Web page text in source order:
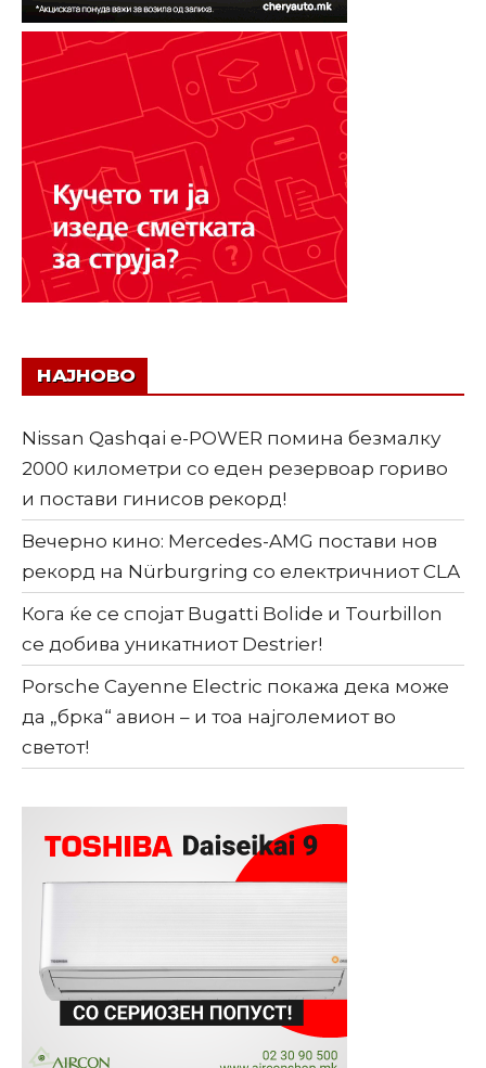
НАЈНОВО
Nissan Qashqai e-POWER помина безмалку
2000 километри со еден резервоар гориво
и постави гинисов рекорд!
Вечерно кино: Mercedes-AMG постави нов
рекорд на Nürburgring со електричниот CLA
Кога ќе се спојат Bugatti Bolide и Tourbillon
се добива уникатниот Destrier!
Porsche Cayenne Electric покажа дека може
да „брка“ авион – и тоа најголемиот во
светот!